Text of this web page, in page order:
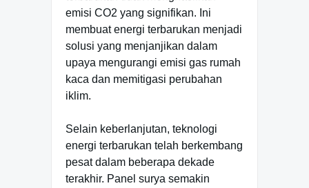
emisi CO2 yang signifikan. Ini
membuat energi terbarukan menjadi
solusi yang menjanjikan dalam
upaya mengurangi emisi gas rumah
kaca dan memitigasi perubahan
iklim.
Selain keberlanjutan, teknologi
energi terbarukan telah berkembang
pesat dalam beberapa dekade
terakhir. Panel surya semakin